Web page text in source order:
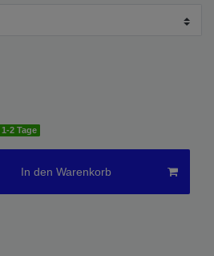
2 Tage
In den Warenkorb